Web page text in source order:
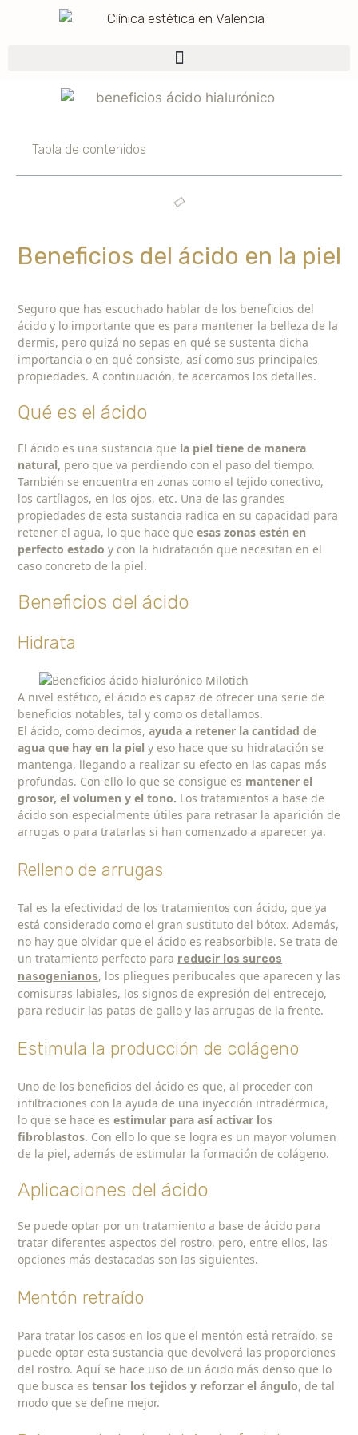
Tabla de contenidos
Beneficios del ácido en la piel
Seguro que has escuchado hablar de los beneficios del
ácido y lo importante que es para mantener la belleza de la
dermis, pero quizá no sepas en qué se sustenta dicha
importancia o en qué consiste, así como sus principales
propiedades. A continuación, te acercamos los detalles.
Qué es el ácido
El ácido es una sustancia que la piel tiene de manera
natural, pero que va perdiendo con el paso del tiempo.
También se encuentra en zonas como el tejido conectivo,
los cartílagos, en los ojos, etc. Una de las grandes
propiedades de esta sustancia radica en su capacidad para
retener el agua, lo que hace que esas zonas estén en
perfecto estado y con la hidratación que necesitan en el
caso concreto de la piel.
Beneficios del ácido
Hidrata
A nivel estético, el ácido es capaz de ofrecer una serie de
beneficios notables, tal y como os detallamos.
El ácido, como decimos, ayuda a retener la cantidad de
agua que hay en la piel y eso hace que su hidratación se
mantenga, llegando a realizar su efecto en las capas más
profundas. Con ello lo que se consigue es mantener el
grosor, el volumen y el tono. Los tratamientos a base de
ácido son especialmente útiles para retrasar la aparición de
arrugas o para tratarlas si han comenzado a aparecer ya.
Relleno de arrugas
Tal es la efectividad de los tratamientos con ácido, que ya
está considerado como el gran sustituto del bótox. Además,
no hay que olvidar que el ácido es reabsorbible. Se trata de
un tratamiento perfecto para reducir los surcos
nasogenianos, los pliegues peribucales que aparecen y las
comisuras labiales, los signos de expresión del entrecejo,
para reducir las patas de gallo y las arrugas de la frente.
Estimula la producción de colágeno
Uno de los beneficios del ácido es que, al proceder con
infiltraciones con la ayuda de una inyección intradérmica,
lo que se hace es estimular para así activar los
fibroblastos. Con ello lo que se logra es un mayor volumen
de la piel, además de estimular la formación de colágeno.
Aplicaciones del ácido
Se puede optar por un tratamiento a base de ácido para
tratar diferentes aspectos del rostro, pero, entre ellos, las
opciones más destacadas son las siguientes.
Mentón retraído
Para tratar los casos en los que el mentón está retraído, se
puede optar esta sustancia que devolverá las proporciones
del rostro. Aquí se hace uso de un ácido más denso que lo
que busca es tensar los tejidos y reforzar el ángulo, de tal
modo que se define mejor.